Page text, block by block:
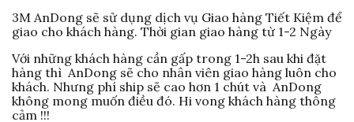
3M AnDong sẽ sử dụng dịch vụ Giao hàng Tiết Kiệm để
giao cho khách hàng. Thời gian giao hàng từ 1-2 Ngày
Với những khách hàng cần gấp trong 1-2h sau khi đặt
hàng thì AnDong sẽ cho nhân viên giao hàng luôn cho
khách. Nhưng phí ship sẽ cao hơn 1 chút và AnDong
không mong muốn điều đó. Hi vong khách hàng thông
cảm !!!